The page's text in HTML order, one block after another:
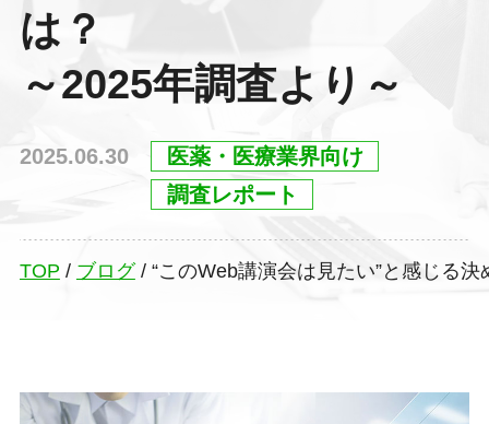
は？
～2025年調査より～
2025.06.30
医薬・医療業界向け
調査レポート
TOP / ブログ/ “このWeb講演会は見たい”と感じる